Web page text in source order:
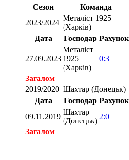
Сезон Команда
2023/2024
Металіст 1925
(Харків)
Дата
Господар Рахунок
27.09.2023
Металіст
1925
(Харків)
0:3
Загалом
2019/2020 Шахтар (Донецьк)
Дата
Господар Рахунок
09.11.2019
Шахтар
(Донецьк)
2:0
Загалом